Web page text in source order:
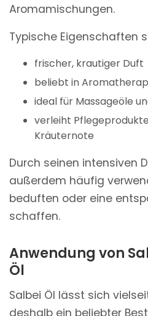
Aromamischungen.
Typische Eigenschaften
frischer, krautiger Duft
beliebt in
ideal für Massageöle
verleiht
Kräuternote
Durch seinen intensiven
außerdem häufig
beduften oder eine
schaffen.
Anwendung von
Öl
Salbei Öl lässt sich